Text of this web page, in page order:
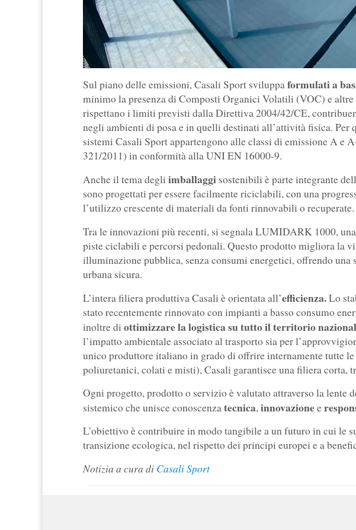
Sul piano delle emissioni, Casali Sport sviluppaformulati a
minimo la presenza di Composti Organici Volatili (VOC) e
rispettano i limiti previsti dalla Direttiva 2004/42/CE,
negli ambienti di posa e in quelli destinati all’attività fisica. Per
sistemi Casali Sport appartengono alle classi di emissione A e
321/2011) in conformità alla UNI EN 16000-9.
Anche il tema degli imballaggi sostenibili è parte integrante
sono progettati per essere facilmente riciclabili, con una
l’utilizzo crescente di materiali da fonti rinnovabili o recuperate.
Tra le innovazioni più recenti, si segnala LUMIDARK 1000, una
piste ciclabili e percorsi pedonali. Questo prodotto migliora la
illuminazione pubblica, senza consumi energetici, offrendo
urbana sicura.
L’intera filiera produttiva Casali è orientata all’efficienza.Lo
stato recentemente rinnovato con impianti a basso consumo
inoltre di ottimizzare la logistica su tutto il territorio
l’impatto ambientale associato al trasporto sia per
unico produttore italiano in grado di offrire internamente tutte
poliuretanici, colati e misti), Casali garantisce una filiera corta,
Ogni progetto, prodotto o servizio è valutato attraverso la lente
sistemico che unisce conoscenzatecnica,innovazionee
L’obiettivo è contribuire in modo tangibile a un futuro in cui le
transizione ecologica, nel rispetto dei principi europei e a
Notizia a cura di Casali Sport